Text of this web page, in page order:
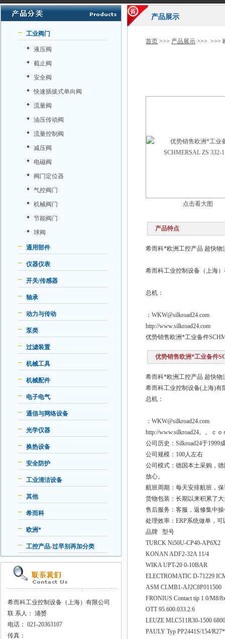
工业阀门
液压阀
截止阀
安全阀
快速插拔式单向阀
流量阀
油压传动阀
流量控制阀
减压阀
电磁阀
阀门定位器
气控阀门
机械阀门
节能阀门
球阀
通用部件
仪器仪表
开关/传感器
轴承
动力与传动
泵类
过滤装置
机械工具
机械配件
电子电气
通信与网络设备
光学仪器
换热设备
安全防护
工业清洁设备
其他
希而科
欧洲*
工控产品-过早别再加分类
希而科工业控制设备（上海）有限公司
联 系人： 浦赟
电话： 021-20363107
传真：
产品展示
首页 >>> 产品展示 >>> >>>
点击看大图
产品特点
希而科*欧洲工控产品 超快物
希而科工业控制设备（上海
总机：
：WKW@silkroad24.com
http://www.silkroad24.com
优势销售欧洲*工业备件
优势销售欧洲*工业备件
希而科*欧洲工控产品 超快
希而科工业控制设备(上海)
总机：
：WKW@silkroad24.com
http://www.silkroad24。。ｃｏ
公司历史：Silkroad24于
公司规模：100人左右
公司模式：德国本土采购，
放心。
航班周期：每天安排航班，
货物包装：长期以来积累了
售后服务：客服，返修集中
处理效率：ERP系统做单，
品牌 型号
TURCK Ni50U-CP40-AP6X2
KONAN ADF2-32A 11/4
WIKA UPT-20 0-10BAR
ELECTROMATIC D-71229
ASM CLMB1-AJ2C8P011500
FRONIUS Contact tip 1 0/M8/
OTT 95.600.033.2.6
LEUZE MLC511R30-1500
PAULY Typ PP2441S/154/